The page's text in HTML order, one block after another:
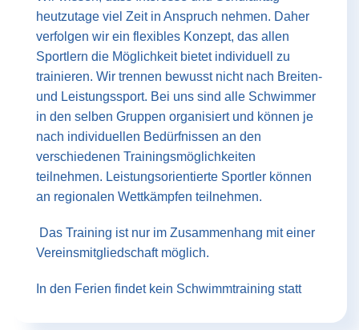
heutzutage viel Zeit in Anspruch nehmen. Daher
verfolgen wir ein flexibles Konzept, das allen
Sportlern die Möglichkeit bietet individuell zu
trainieren. Wir trennen bewusst nicht nach Breiten-
und Leistungssport. Bei uns sind alle Schwimmer
in den selben Gruppen organisiert und können je
nach individuellen Bedürfnissen an den
verschiedenen Trainingsmöglichkeiten
teilnehmen. Leistungsorientierte Sportler können
an regionalen Wettkämpfen teilnehmen.
Das Training ist nur im Zusammenhang mit einer
Vereinsmitgliedschaft möglich.
In den Ferien findet kein Schwimmtraining statt